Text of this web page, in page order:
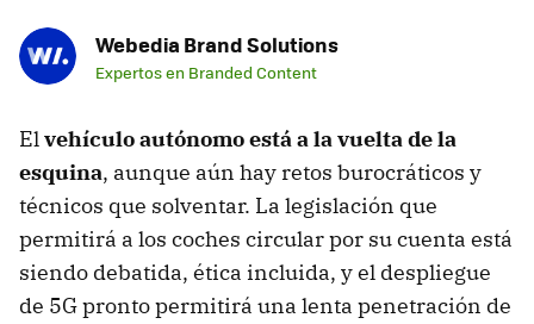
Webedia Brand Solutions
Expertos en Branded Content
Elvehículo autónomo está a la vuelta de la
esquina, aunque aún hay retos burocráticos y
técnicos que solventar. La legislación que
permitirá a los coches circular por su cuenta está
siendo debatida, ética incluida, y el despliegue
de 5G pronto permitirá una lenta penetración de